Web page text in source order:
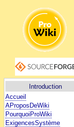
Introduction
Accueil
AProposDeWiki
PourquoiProWiki
ExigencesSystème